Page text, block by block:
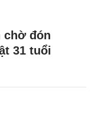
chờ đón
31 tuổi